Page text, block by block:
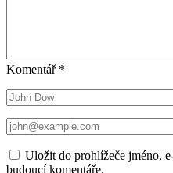
Komentář *
Uložit do prohlížeče jméno,
budoucí komentáře.